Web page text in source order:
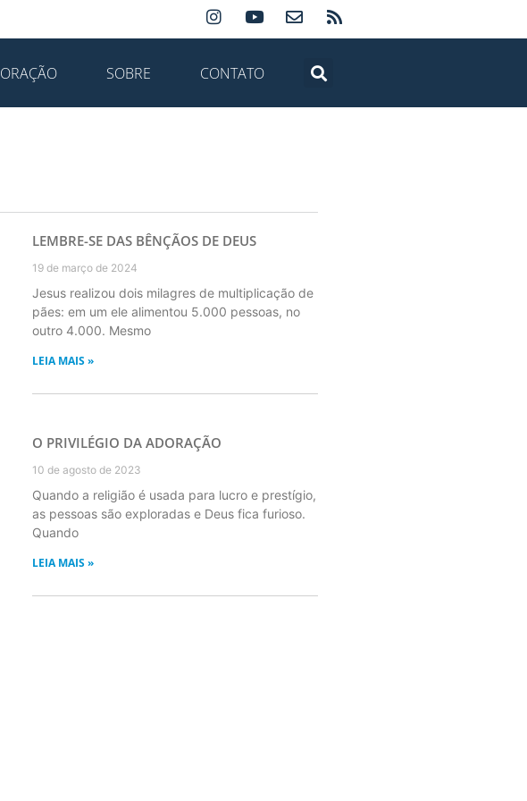
ORAÇÃO SOBRE CONTATO
LEMBRE-SE DAS BÊNÇÃOS DE DEUS
19 de março de 2024
Jesus realizou dois milagres de multiplicação de
pães: em um ele alimentou 5.000 pessoas, no
outro 4.000. Mesmo
LEIA MAIS »
O PRIVILÉGIO DA ADORAÇÃO
10 de agosto de 2023
Quando a religião é usada para lucro e prestígio,
as pessoas são exploradas e Deus fica furioso.
Quando
LEIA MAIS »